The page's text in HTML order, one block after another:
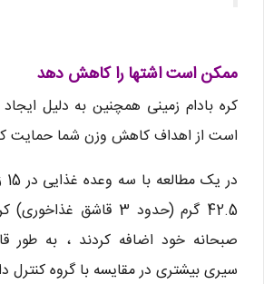
ممکن است اشتها را کاهش دهد
کره بادام زمینی همچنین به دلیل
است از اهداف کاهش وزن شما حمایت
42.5 گرم (حدود 3 قاشق
صبحانه خود اضافه کردند ، به طور
سیری بیشتری در مقایسه با گروه کنترل